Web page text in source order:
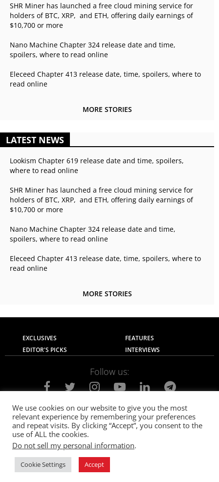
SHR Miner has launched a free cloud mining service for
holders of BTC, XRP, and ETH, offering daily earnings of
$10,700 or more
Nano Machine Chapter 324 release date and time,
spoilers, where to read online
Eleceed Chapter 413 release date, time, spoilers, where to
read online
MORE STORIES
LATEST NEWS
Lookism Chapter 619 release date and time, spoilers,
where to read online
SHR Miner has launched a free cloud mining service for
holders of BTC, XRP, and ETH, offering daily earnings of
$10,700 or more
Nano Machine Chapter 324 release date and time,
spoilers, where to read online
Eleceed Chapter 413 release date, time, spoilers, where to
read online
MORE STORIES
EXCLUSIVES
FEATURES
EDITOR'S PICKS
INTERVIEWS
Follow us:
About Us Contact Us
Privacy Policy
Terms of use
Advertise with Us Careers
© 2021The SportsGrail , Sportsgrail Pvt Ltd All rights reserved.
We use cookies on our website to give you the most
relevant experience by remembering your preferences
and repeat visits. By clicking “Accept”, you consent to the
use of ALL the cookies.
Do not sell my personal information.
Cookie Settings Accept